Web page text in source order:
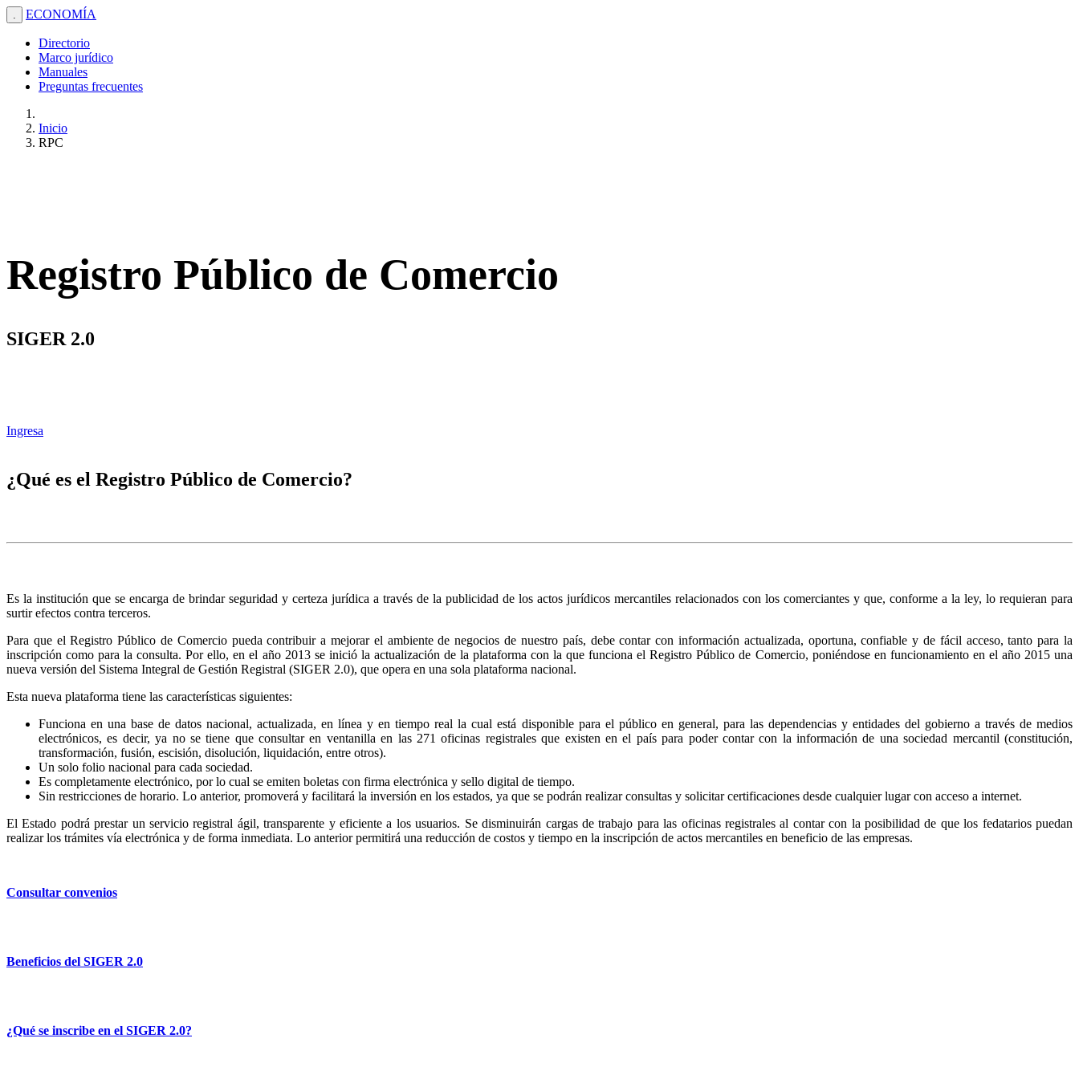
. ECONOMÍA
Directorio
Marco jurídico
Manuales
Preguntas frecuentes
Inicio
RPC
Registro Público de Comercio
SIGER 2.0
Ingresa
¿Qué es el Registro Público de Comercio?
Es la institución que se encarga de brindar seguridad y certeza jurídica a través de la publicidad de los actos jurídicos mercantiles relacionados con los comerciantes y que, conforme a la ley, lo requieran para
surtir efectos contra terceros.
Para que el Registro Público de Comercio pueda contribuir a mejorar el ambiente de negocios de nuestro país, debe contar con información actualizada, oportuna, confiable y de fácil acceso, tanto para la
inscripción como para la consulta. Por ello, en el año 2013 se inició la actualización de la plataforma con la que funciona el Registro Público de Comercio, poniéndose en funcionamiento en el año 2015 una
nueva versión del Sistema Integral de Gestión Registral (SIGER 2.0), que opera en una sola plataforma nacional.
Esta nueva plataforma tiene las características siguientes:
Funciona en una base de datos nacional, actualizada, en línea y en tiempo real la cual está disponible para el público en general, para las dependencias y entidades del gobierno a través de medios
electrónicos, es decir, ya no se tiene que consultar en ventanilla en las 271 oficinas registrales que existen en el país para poder contar con la información de una sociedad mercantil (constitución,
transformación, fusión, escisión, disolución, liquidación, entre otros).
Un solo folio nacional para cada sociedad.
Es completamente electrónico, por lo cual se emiten boletas con firma electrónica y sello digital de tiempo.
Sin restricciones de horario. Lo anterior, promoverá y facilitará la inversión en los estados, ya que se podrán realizar consultas y solicitar certificaciones desde cualquier lugar con acceso a internet.
El Estado podrá prestar un servicio registral ágil, transparente y eficiente a los usuarios. Se disminuirán cargas de trabajo para las oficinas registrales al contar con la posibilidad de que los fedatarios puedan
realizar los trámites vía electrónica y de forma inmediata. Lo anterior permitirá una reducción de costos y tiempo en la inscripción de actos mercantiles en beneficio de las empresas.
Consultar convenios
Beneficios del SIGER 2.0
¿Qué se inscribe en el SIGER 2.0?